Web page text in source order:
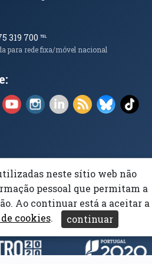
319 700 ℡
para rede fixa/móvel nacional
(abre em nova janela)
(abre em nova janela)
YouTube (abre em nova janela)
Instagram (abre em nova
LinkedIn (abre em
RSS (abre em
Bluesky
Aviso/Privacidade Proteção
e(abre em nova janela)
neste sítio web não
pessoal que permitam a
Ao continuar está a aceitar a
cookies. continuar